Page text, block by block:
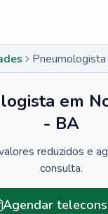
em
- BA
reduzidos e
consulta.
Agendar